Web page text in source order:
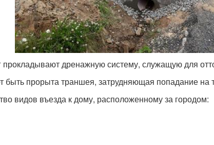
дренажную систему, служащую для
быть прорыта траншея, затрудняющая попадание на
видов въезда к дому, расположенному за городом: